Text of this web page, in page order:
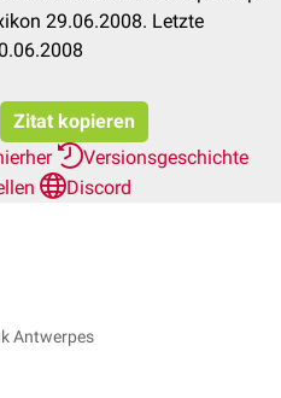
29.06.2008. Letzte
Zitat kopieren
Versionsgeschichte
Discord
Antwerpes